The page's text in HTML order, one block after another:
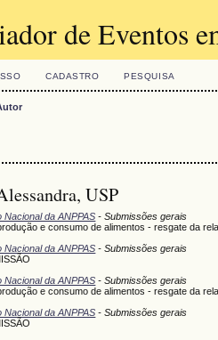
de Eventos
CADASTRO PESQUISA
USP
Nacional da ANPPAS - Submissões gerais
e consumo de alimentos - resgate da
Nacional da ANPPAS - Submissões gerais
Nacional da ANPPAS - Submissões gerais
e consumo de alimentos - resgate da
Nacional da ANPPAS - Submissões gerais